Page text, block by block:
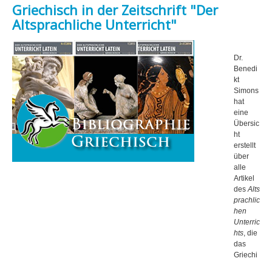
Griechisch in der Zeitschrift "Der
Altsprachliche Unterricht"
Dr.
Benedi
kt
Simons
hat
eine
Übersic
ht
erstellt
über
alle
Artikel
desAlts
prachlic
hen
Unterric
hts, die
das
Griechi